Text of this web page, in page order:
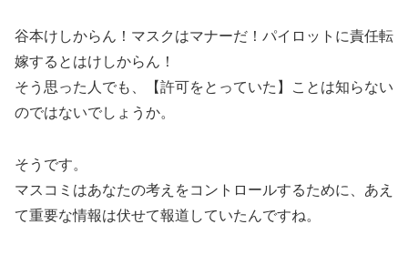
谷本けしからん！マスクはマナーだ！パイロットに責任転
嫁するとはけしからん！
そう思った人でも、【許可をとっていた】ことは知らない
のではないでしょうか。
そうです。
マスコミはあなたの考えをコントロールするために、あえ
て重要な情報は伏せて報道していたんですね。